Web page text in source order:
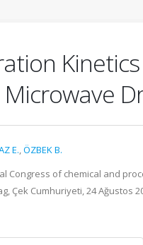
E.,ÖZBEK B.
Congress of chemical and
Çek Cumhuriyeti, 24 Ağustos